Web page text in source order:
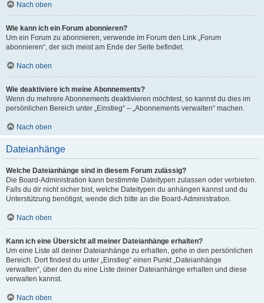
Nach oben
Wie kann ich ein Forum abonnieren?
Um ein Forum zu abonnieren, verwende im Forum den Link „Forum
abonnieren“, der sich meist am Ende der Seite befindet.
Nach oben
Wie deaktiviere ich meine Abonnements?
Wenn du mehrere Abonnements deaktivieren möchtest, so kannst du dies im
persönlichen Bereich unter „Einstieg“ – „Abonnements verwalten“ machen.
Nach oben
Dateianhänge
Welche Dateianhänge sind in diesem Forum zulässig?
Die Board-Administration kann bestimmte Dateitypen zulassen oder verbieten.
Falls du dir nicht sicher bist, welche Dateitypen du anhängen kannst und du
Unterstützung benötigst, wende dich bitte an die Board-Administration.
Nach oben
Kann ich eine Übersicht all meiner Dateianhänge erhalten?
Um eine Liste all deiner Dateianhänge zu erhalten, gehe in den persönlichen
Bereich. Dort findest du unter „Einstieg“ einen Punkt „Dateianhänge
verwalten“, über den du eine Liste deiner Dateianhänge erhalten und diese
verwalten kannst.
Nach oben